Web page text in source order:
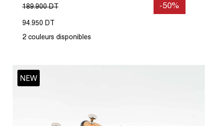
-50%
189.900 DT
94.950 DT
2 couleurs disponibles
NEW